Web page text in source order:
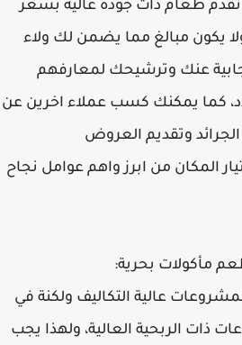
تقدم طعام ذات جودة عالية بسعر
يكون مبالغ مما يضمن لك ولاء
عنك وترشيحك لمعارفهم
كما يمكنك كسب عملاء اخرين عن
وتقديم العروض
المكان من ابرز واهم عوامل نجاح
مأكولات بحرية:
عالية التكاليف ولكنة في
ذات الربحية العالية، ولهذا يجب